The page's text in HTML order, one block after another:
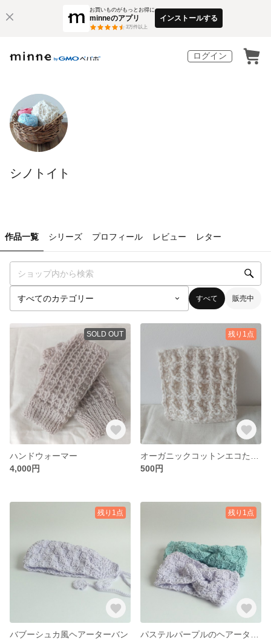
お買いものがもっとお得に
minneのアプリ
3万件以上
インストールする
ログイン
シノトイト
作品一覧 シリーズ プロフィール レビュー レター
すべて 販売中
SOLD OUT
ハンドウォーマー
4,000円
残り1点
500円
残り1点
バブーシュカ風ヘアーターバン
残り1点